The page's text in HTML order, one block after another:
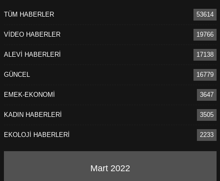
TÜM HABERLER 53614
VİDEO HABERLER 19766
ALEVİ HABERLERİ 17138
GÜNCEL 16779
EMEK-EKONOMİ 3647
KADIN HABERLERİ 3505
EKOLOJİ HABERLERİ 2233
Mart 2022